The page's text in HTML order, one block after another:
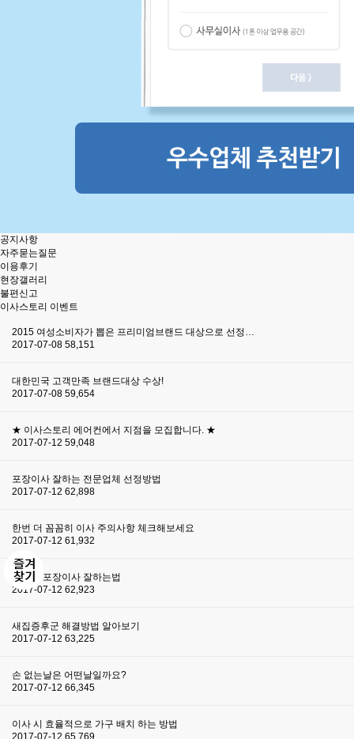
공지사항
자주묻는질문
이용후기
현장갤러리
불편신고
이사스토리 이벤트
2015 여성소비자가 뽑은 프리미엄브랜드 대상으로 선정…
2017-07-08 58,151
대한민국 고객만족 브랜드대상 수상!
2017-07-08 59,654
★ 이사스토리 에어컨에서 지점을 모집합니다. ★
2017-07-12 59,048
포장이사 잘하는 전문업체 선정방법
2017-07-12 62,898
한번 더 꼼꼼히 이사 주의사항 체크해보세요
2017-07-12 61,932
장거리 포장이사 잘하는법
2017-07-12 62,923
새집증후군 해결방법 알아보기
2017-07-12 63,225
손 없는날은 어떤날일까요?
2017-07-12 66,345
이사 시 효율적으로 가구 배치 하는 방법
2017-07-12 65,769